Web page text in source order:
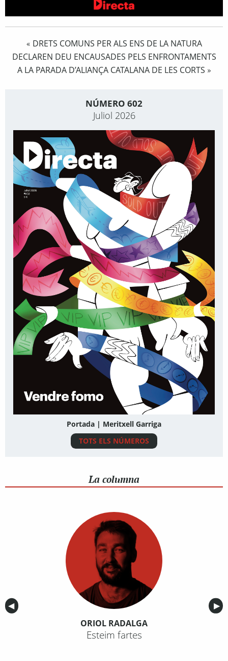
« DRETS COMUNS PER ALS ENS DE LA NATURA
DECLAREN DEU ENCAUSADES PELS ENFRONTAMENTS
A LA PARADA D’ALIANÇA CATALANA DE LES CORTS »
NÚMERO 602
Juliol 2026
Portada | Meritxell Garriga
TOTS ELS NÚMEROS
La columna
Anterior
◀︎ ▶︎
ORIOL RADALGA
Esteim fartes